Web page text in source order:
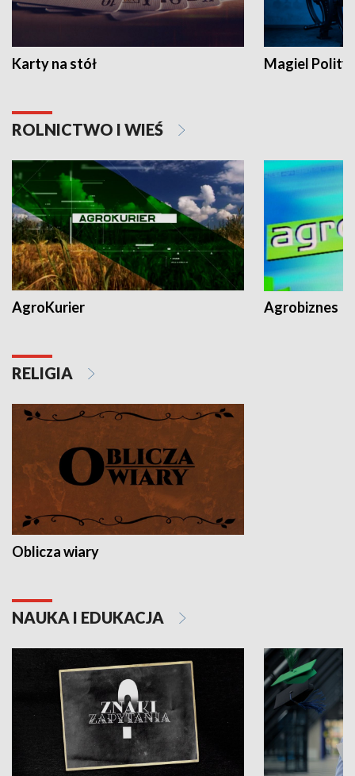
Karty na stół Magiel
ROLNICTWO I WIEŚ
AgroKurier Agrobiznes
RELIGIA
Oblicza wiary
NAUKA I EDUKACJA